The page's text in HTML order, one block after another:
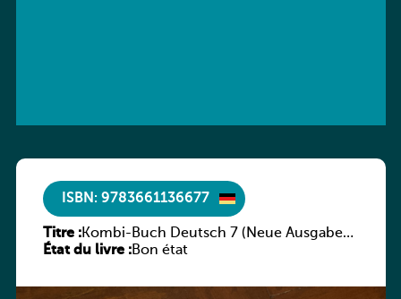
ISBN: 9783661136677
Titre :Kombi-Buch Deutsch 7 (Neue Ausgabe
Luxemburg)
État du livre :Bon état